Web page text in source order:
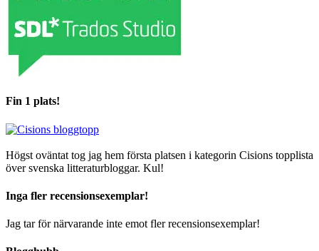
Fin 1 plats!
Högst oväntat tog jag hem första platsen i kategorin Cisions topplista
över svenska litteraturbloggar. Kul!
Inga fler recensionsexemplar!
Jag tar för närvarande inte emot fler recensionsexemplar!